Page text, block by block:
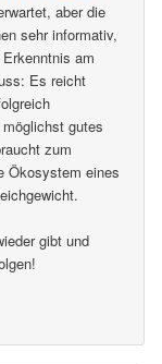
aber die
sehr informativ,
am
Es reicht
gutes
zum
Ökosystem eines
gibt und